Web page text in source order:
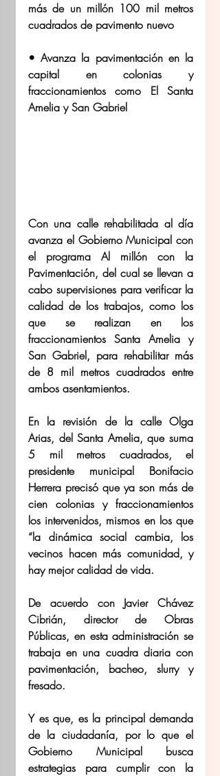
más de un millón 100 mil metros
cuadrados de pavimento nuevo
• Avanza la pavimentación en la
capital en colonias y
fraccionamientos como El Santa
Amelia y San Gabriel
Con una calle rehabilitada al día
avanza el Gobierno Municipal con
el programa Al millón con la
Pavimentación, del cual se llevan a
cabo supervisiones para verificar la
calidad de los trabajos, como los
que se realizan en los
fraccionamientos Santa Amelia y
San Gabriel, para rehabilitar más
de 8 mil metros cuadrados entre
ambos asentamientos.
En la revisión de la calle Olga
Arias, del Santa Amelia, que suma
5 mil metros cuadrados, el
presidente municipal Bonifacio
Herrera precisó que ya son más de
cien colonias y fraccionamientos
los intervenidos, mismos en los que
“la dinámica social cambia, los
vecinos hacen más comunidad, y
hay mejor calidad de vida.
De acuerdo con Javier Chávez
Cibrián, director de Obras
Públicas, en esta administración se
trabaja en una cuadra diaria con
pavimentación, bacheo, slurry y
fresado.
Y es que, es la principal demanda
de la ciudadanía, por lo que el
Gobierno Municipal busca
estrategias para cumplir con la